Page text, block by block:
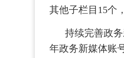
其他子栏目15个
持续完善政
年政务新媒体账